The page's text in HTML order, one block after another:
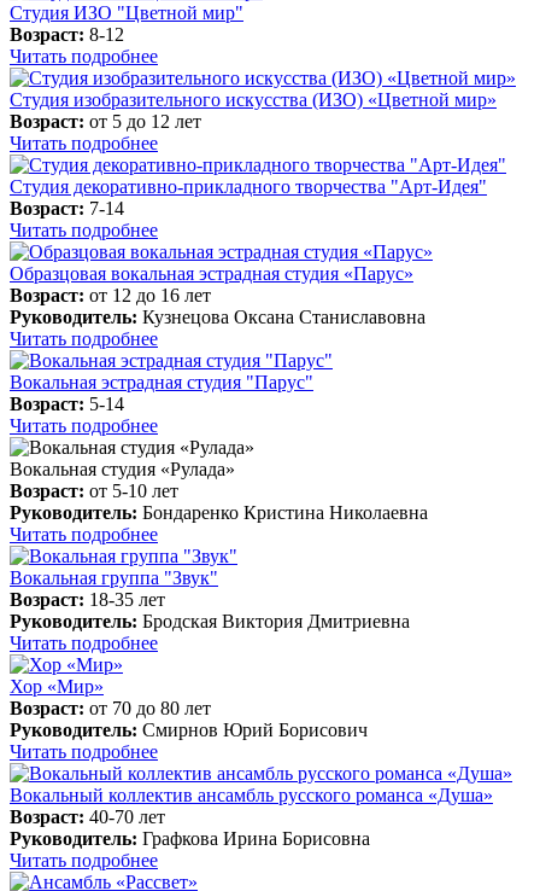
Студия ИЗО "Цветной мир"
Возраст: 8-12
Читать подробнее
Студия изобразительного искусства (ИЗО) «Цветной мир»
Возраст: от 5 до 12 лет
Читать подробнее
Студия декоративно-прикладного творчества "Арт-Идея"
Возраст: 7-14
Читать подробнее
Образцовая вокальная эстрадная студия «Парус»
Возраст: от 12 до 16 лет
Руководитель: Кузнецова Оксана Станиславовна
Читать подробнее
Вокальная эстрадная студия "Парус"
Возраст: 5-14
Читать подробнее
Вокальная студия «Рулада»
Возраст: от 5-10 лет
Руководитель: Бондаренко Кристина Николаевна
Читать подробнее
Вокальная группа "Звук"
Возраст: 18-35 лет
Руководитель: Бродская Виктория Дмитриевна
Читать подробнее
Хор «Мир»
Возраст: от 70 до 80 лет
Руководитель: Смирнов Юрий Борисович
Читать подробнее
Вокальный коллектив ансамбль русского романса «Душа»
Возраст: 40-70 лет
Руководитель: Графкова Ирина Борисовна
Читать подробнее